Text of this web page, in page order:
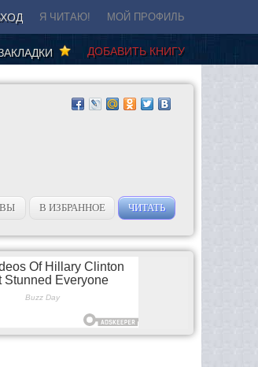
Я ЧИТАЮ! МОЙ ПРОФИЛЬ
ДОБАВИТЬ КНИГУ
В ИЗБРАННОЕ ЧИТАТЬ